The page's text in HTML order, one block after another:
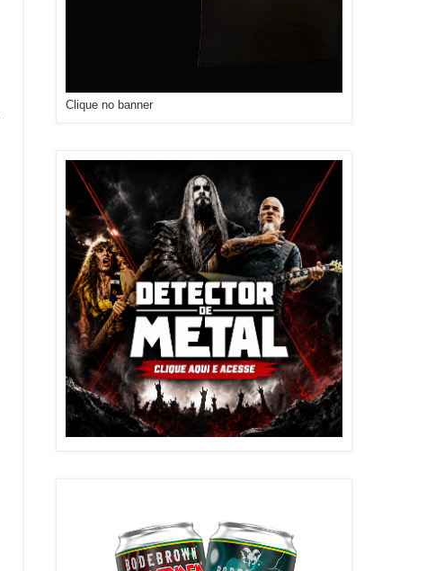
Clique no banner